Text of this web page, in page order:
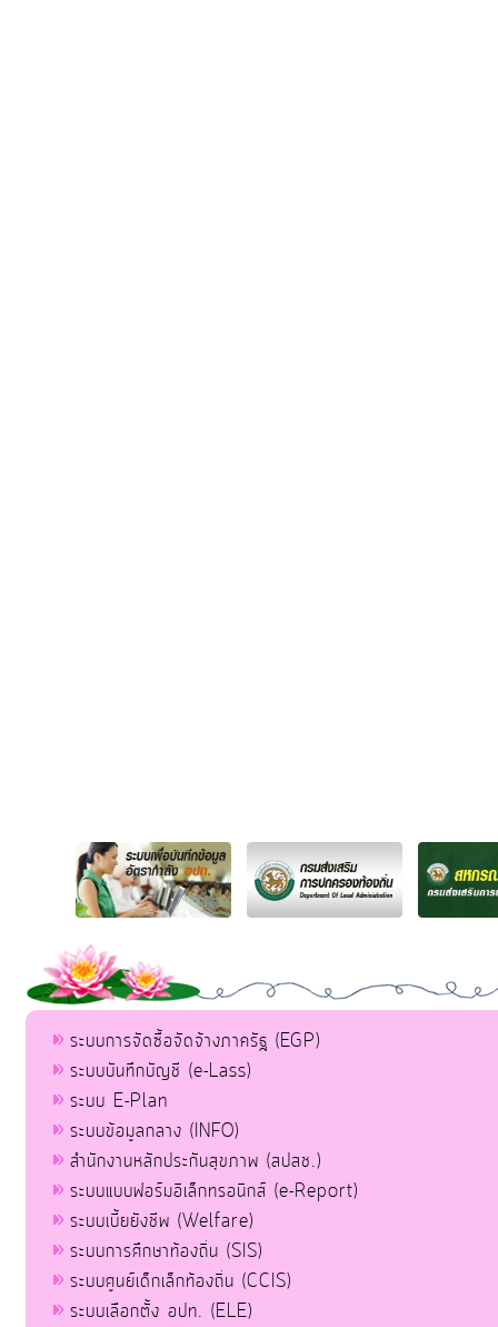
ระบบการจัดซื้อจัดจ้างภาครัฐ (EGP)
ระบบบันทึกบัญชี (e-Lass)
ระบบ E-Plan
ระบบข้อมูลกลาง (INFO)
สำนักงานหลักประกันสุขภาพ (สปสช.)
ระบบแบบฟอร์มอิเล็กทรอนิกส์ (e-Report)
ระบบเบี้ยยังชีพ (Welfare)
ระบบการศึกษาท้องถิ่น (SIS)
ระบบศูนย์เด็กเล็กท้องถิ่น (CCIS)
ระบบเลือกตั้ง อปท. (ELE)